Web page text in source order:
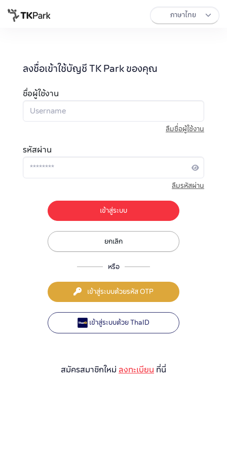
ลงชื่อเข้าใช้บัญชี TK Park ของคุณ
ชื่อผู้ใช้งาน
ลืมชื่อผู้ใช้งาน
รหัสผ่าน
ลืมรหัสผ่าน
เข้าสู่ระบบ
ยกเลิก
หรือ
เข้าสู่ระบบด้วยรหัส OTP
เข้าสู่ระบบด้วย ThaID
สมัครสมาชิกใหม่ ลงทะเบียน ที่นี่